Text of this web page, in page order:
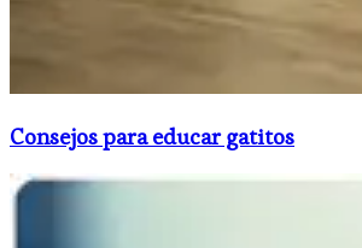
Consejos para educar gatitos